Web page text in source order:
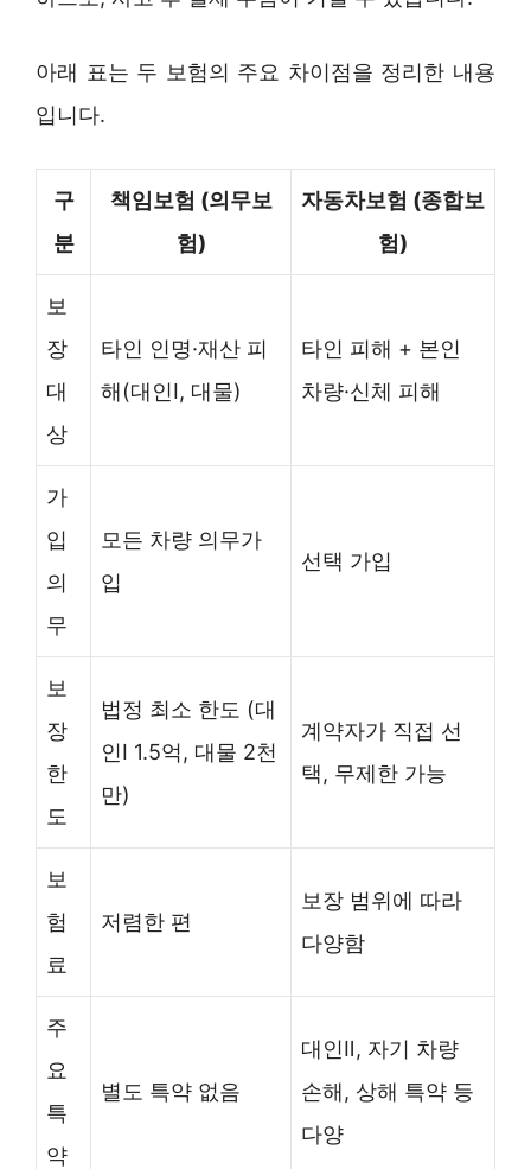
아래 표는 두 보험의 주요 차이점을 정리한 내용
입니다.
구
분
책임보험 (의무보
험)
자동차보험 (종합보
험)
보
장
대
상
타인 인명·재산 피
해(대인Ⅰ, 대물)
타인 피해 + 본인
차량·신체 피해
가
입
의
무
모든 차량 의무가
입
선택 가입
보
장
한
도
법정 최소 한도 (대
인Ⅰ 1.5억, 대물 2천
만)
계약자가 직접 선
택, 무제한 가능
보
험
료
저렴한 편
보장 범위에 따라
다양함
주
요
특
약
별도 특약 없음
대인Ⅱ, 자기 차량
손해, 상해 특약 등
다양